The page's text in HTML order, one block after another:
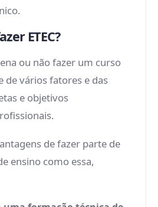
ETEC?
ou não fazer um curso
de vários fatores e das
e objetivos
de fazer parte de
ensino como essa,